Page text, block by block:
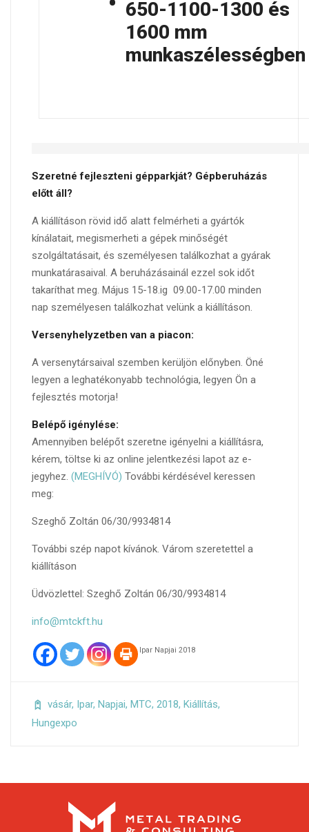
650-1100-1300 és
1600 mm
munkaszélességben
Szeretné fejleszteni gépparkját? Gépberuházás
előtt áll?
A kiállításon rövid idő alatt felmérheti a gyártók
kínálatait, megismerheti a gépek minőségét
szolgáltatásait, és személyesen találkozhat a gyárak
munkatárasaival. A beruházásainál ezzel sok időt
takaríthat meg. Május 15-18.ig 09.00-17.00 minden
nap személyesen találkozhat velünk a kiállításon.
Versenyhelyzetben van a piacon:
A versenytársaival szemben kerüljön előnyben. Öné
legyen a leghatékonyabb technológia, legyen Ön a
fejlesztés motorja!
Belépő igénylése:
Amennyiben belépőt szeretne igényelni a kiállításra,
kérem, töltse ki az online jelentkezési lapot az e-
jegyhez. (MEGHÍVÓ) További kérdésével keressen
meg:
Szeghő Zoltán 06/30/9934814
További szép napot kívánok. Várom szeretettel a
kiállításon
Üdvözlettel: Szeghő Zoltán 06/30/9934814
info@mtckft.hu
Ipar Napjai 2018
vásár, Ipar, Napjai, MTC, 2018, Kiállítás,
Hungexpo